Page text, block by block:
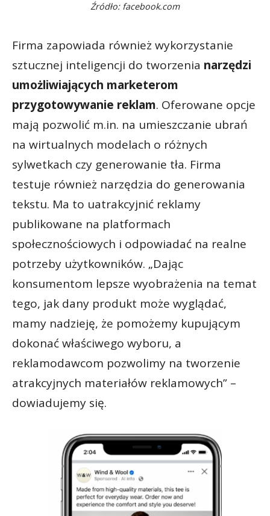
Źródło: facebook.com
Firma zapowiada również wykorzystanie
sztucznej inteligencji do tworzenia narzędzi
umożliwiających marketerom
przygotowywanie reklam. Oferowane opcje
mają pozwolić m.in. na umieszczanie ubrań
na wirtualnych modelach o różnych
sylwetkach czy generowanie tła. Firma
testuje również narzędzia do generowania
tekstu. Ma to uatrakcyjnić reklamy
publikowane na platformach
społecznościowych i odpowiadać na realne
potrzeby użytkowników. „Dając
konsumentom lepsze wyobrażenia na temat
tego, jak dany produkt może wyglądać,
mamy nadzieję, że pomożemy kupującym
dokonać właściwego wyboru, a
reklamodawcom pozwolimy na tworzenie
atrakcyjnych materiałów reklamowych” –
dowiadujemy się.